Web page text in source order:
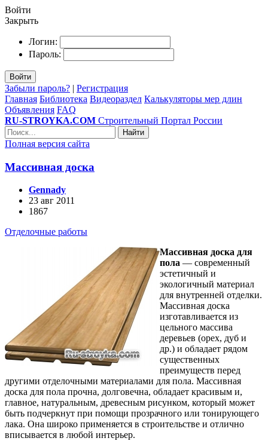
Войти
Закрыть
Логин:
Пароль:
Войти
Забыли пароль? | Регистрация
Главная Библиотека Видеораздел Калькуляторы мер длин
Объявления FAQ
RU-STROYKA.COM Строительный Портал России
Найти
Полная версия сайта
Массивная доска
Gennady
23 авг 2011
1867
Отделочные работы
Массивная доска для
пола — современный
эстетичный и
экологичный материал
для внутренней отделки.
Массивная доска
изготавливается из
цельного массива
деревьев (орех, дуб и
др.) и обладает рядом
существенных
преимуществ перед
другими отделочными материалами для пола. Массивная
доска для пола прочна, долговечна, обладает красивым и,
главное, натуральным, древесным рисунком, который может
быть подчеркнут при помощи прозрачного или тонирующего
лака. Она широко применяется в строительстве и отлично
вписывается в любой интерьер.